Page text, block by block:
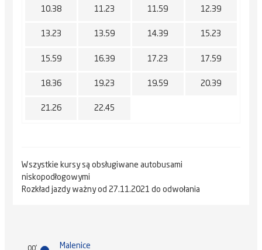
10.38 11.23 11.59 12.39
13.23 13.59 14.39 15.23
15.59 16.39 17.23 17.59
18.36 19.23 19.59 20.39
21.26 22.45
Wszystkie kursy są obsługiwane autobusami
niskopodłogowymi
Rozkład jazdy ważny od 27.11.2021 do odwołania
Malenice